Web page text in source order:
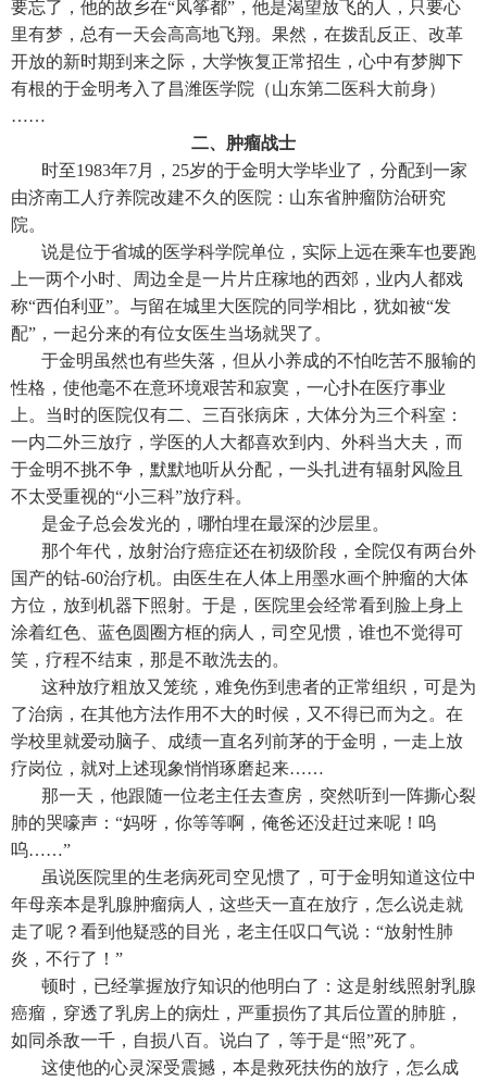
要忘了，他的故乡在“风筝都”，他是渴望放飞的人，只要心
里有梦，总有一天会高高地飞翔。果然，在拨乱反正、改革
开放的新时期到来之际，大学恢复正常招生，心中有梦脚下
有根的于金明考入了昌潍医学院（山东第二医科大前身）
……
二、肿瘤战士
时至1983年7月，25岁的于金明大学毕业了，分配到一家
由济南工人疗养院改建不久的医院：山东省肿瘤防治研究
院。
说是位于省城的医学科学院单位，实际上远在乘车也要跑
上一两个小时、周边全是一片片庄稼地的西郊，业内人都戏
称“西伯利亚”。与留在城里大医院的同学相比，犹如被“发
配”，一起分来的有位女医生当场就哭了。
于金明虽然也有些失落，但从小养成的不怕吃苦不服输的
性格，使他毫不在意环境艰苦和寂寞，一心扑在医疗事业
上。当时的医院仅有二、三百张病床，大体分为三个科室：
一内二外三放疗，学医的人大都喜欢到内、外科当大夫，而
于金明不挑不争，默默地听从分配，一头扎进有辐射风险且
不太受重视的“小三科”放疗科。
是金子总会发光的，哪怕埋在最深的沙层里。
那个年代，放射治疗癌症还在初级阶段，全院仅有两台外
国产的钴-60治疗机。由医生在人体上用墨水画个肿瘤的大体
方位，放到机器下照射。于是，医院里会经常看到脸上身上
涂着红色、蓝色圆圈方框的病人，司空见惯，谁也不觉得可
笑，疗程不结束，那是不敢洗去的。
这种放疗粗放又笼统，难免伤到患者的正常组织，可是为
了治病，在其他方法作用不大的时候，又不得已而为之。在
学校里就爱动脑子、成绩一直名列前茅的于金明，一走上放
疗岗位，就对上述现象悄悄琢磨起来……
那一天，他跟随一位老主任去查房，突然听到一阵撕心裂
肺的哭嚎声：“妈呀，你等等啊，俺爸还没赶过来呢！呜
呜……”
虽说医院里的生老病死司空见惯了，可于金明知道这位中
年母亲本是乳腺肿瘤病人，这些天一直在放疗，怎么说走就
走了呢？看到他疑惑的目光，老主任叹口气说：“放射性肺
炎，不行了！”
顿时，已经掌握放疗知识的他明白了：这是射线照射乳腺
癌瘤，穿透了乳房上的病灶，严重损伤了其后位置的肺脏，
如同杀敌一千，自损八百。说白了，等于是“照”死了。
这使他的心灵深受震撼，本是救死扶伤的放疗，怎么成